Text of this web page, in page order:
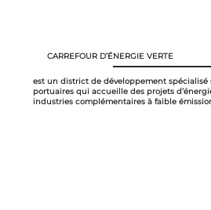
CARREFOUR D’ÉNERGIE VERTE
est un district de développement spécialisé
portuaires qui accueille des projets
industries complémentaires à faible